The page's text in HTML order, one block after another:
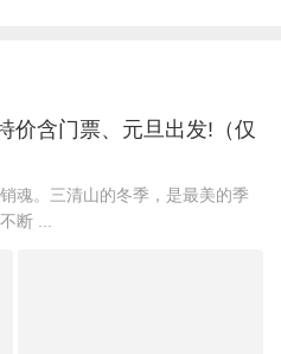
价含门票、元旦出发!（仅
魂。三清山的冬季，是最美的季
断 ...